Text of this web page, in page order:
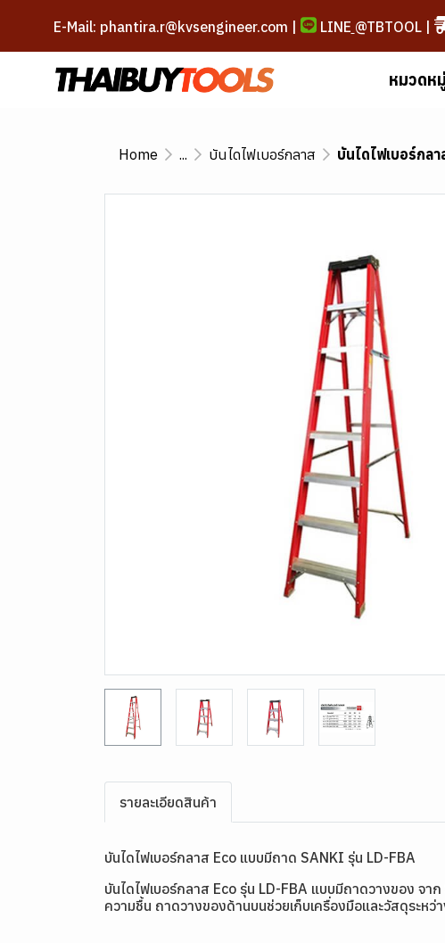
E-Mail: phantira.r@kvsengineer.com | LINE @TBTOOL|
หมวดห
Home ... บันไดไฟเบอร์กลาส บันไดไฟเบอร์กล
รายละเอียดสินค้า
บันไดไฟเบอร์กลาส Eco แบบมีถาด SANKI รุ่น LD-FBA
บันไดไฟเบอร์กลาส Eco รุ่น LD-FBA แบบมีถาดวางของ
ความชื้น ถาดวางของด้านบนช่วยเก็บเครื่องมือและวัสดุระห